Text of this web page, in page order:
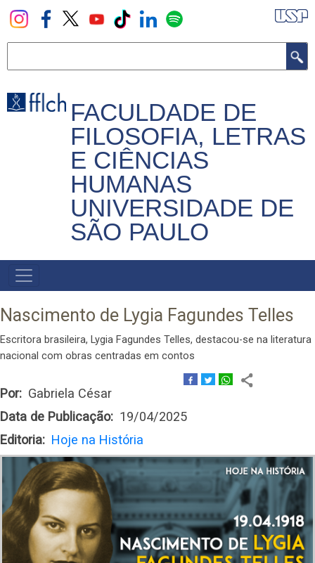
Pular
para
principal
FACULDADE DE
FILOSOFIA, LETRAS
E CIÊNCIAS
HUMANAS
UNIVERSIDADE DE
SÃO PAULO
NAVEGADOR
PRINCIPAL
Nascimento de Lygia Fagundes Telles
Escritora brasileira, Lygia Fagundes Telles, destacou-se na literatura
nacional com obras centradas em contos
Por
Gabriela César
Data de Publicação
19/04/2025
Editoria
Hoje na História